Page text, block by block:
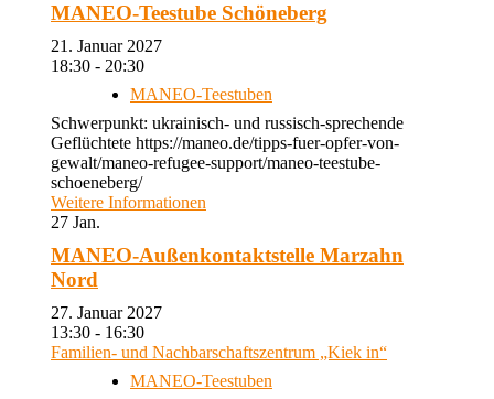
MANEO-Teestube Schöneberg
21. Januar 2027
18:30 - 20:30
MANEO-Teestuben
Schwerpunkt: ukrainisch- und russisch-sprechende
Geflüchtete https://maneo.de/tipps-fuer-opfer-von-
gewalt/maneo-refugee-support/maneo-teestube-
schoeneberg/
Weitere Informationen
27 Jan.
MANEO-Außenkontaktstelle Marzahn
Nord
27. Januar 2027
13:30 - 16:30
Familien- und Nachbarschaftszentrum „Kiek in“
MANEO-Teestuben